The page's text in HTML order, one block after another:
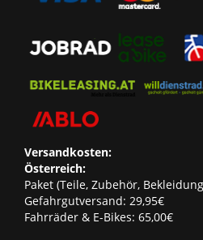
Versandkosten:
Österreich:
Paket (Teile, Zubehör,
Gefahrgutversand: 29,95€
Fahrräder & E-Bikes: 65,00€